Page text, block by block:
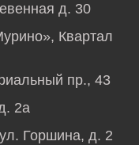
д. 30
Квартал
пр., 43
2а
Горшина, д. 2